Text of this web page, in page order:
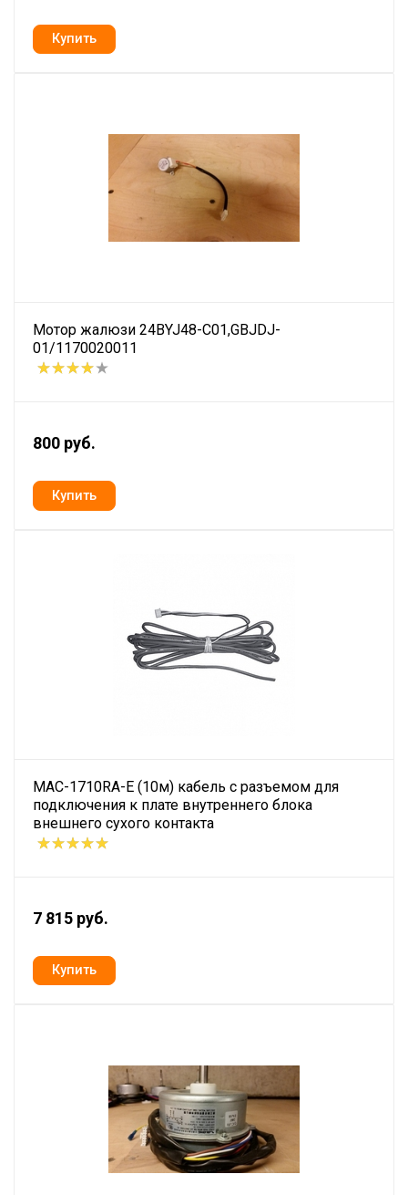
Мотор жалюзи 24BYJ48-C01,GBJDJ-
01/1170020011
800 руб.
MAC-1710RA-E (10м) кабель с разъемом для
подключения к плате внутреннего блока
внешнего сухого контакта
7 815 руб.